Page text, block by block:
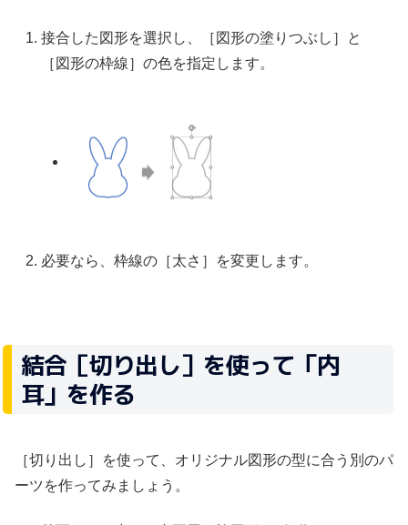
接合した図形を選択し、［図形の塗りつぶし］と
［図形の枠線］の色を指定します。
必要なら、枠線の［太さ］を変更します。
結合［切り出し］を使って「内
耳」を作る
［切り出し］を使って、オリジナル図形の型に合う別のパ
ーツを作ってみましょう。